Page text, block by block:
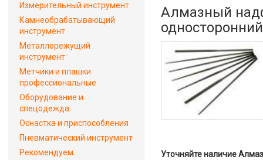
Алмазный
Уточняйте наличие
Измерительный инструмент
Камнеобрабатывающий
инструмент
Металлорежущий
инструмент
Метчики и плашки
профессиональные
Оборудование и
спецодежда
Оснастка и приспособления
Пневматический инструмент
Рекомендуем